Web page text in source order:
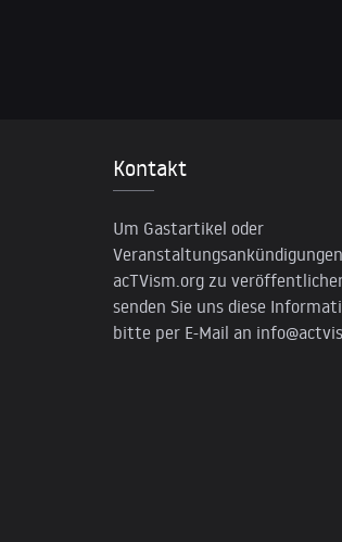
Kontakt
Um Gastartikel oder
acTVism.org zu
senden Sie uns diese
bitte per E-Mail an